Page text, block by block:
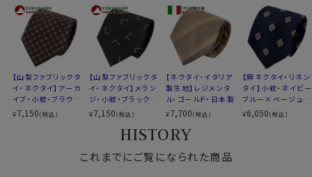
国内外での高い信頼
是非、この機会に「山梨ネクタイ」をお試しください。
あなたのスタイルを一段と格調高く魅力的にします。
素材
シルク100％
柄
レジメンタル
ブラウン 茶色
約 145cm
【山梨ファブリックタ
イ・ネクタイ】アーカ
イブ・小紋・ブラウ
ン・日本製
¥7,150(税込)
【山梨ファブリックタ
イ・ネクタイ】メラン
ジ・小紋・ブラック・
日本製
¥7,150(税込)
【ネクタイ・イタリア
製生地】レジメンタ
ル・ゴールド・日本製
¥7,700(税込)
【麻ネクタイ・リネン
タイ】小紋・ネイビー
ブルー×ベージュ・
日本製
¥6,050(税込)
HISTORY
これまでにご覧になられた商品